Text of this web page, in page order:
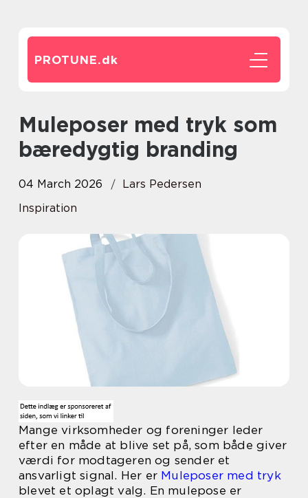
PROTUNE.dk
Muleposer med tryk som
bæredygtig branding
04 March 2026
Lars Pedersen
Inspiration
Mange virksomheder og foreninger leder
efter en måde at blive set på, som både giver
værdi for modtageren og sender et
ansvarligt signal. Her er Muleposer med tryk
blevet et oplagt valg. En mulepose er